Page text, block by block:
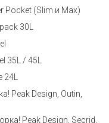
Pocket (Slim и Max)
30L
35L / 45L
Peak Design, Outin,
Peak Design, Secrid,